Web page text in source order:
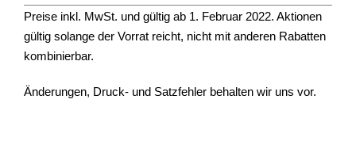
Preise inkl. MwSt. und gültig ab 1. Februar 2022. Aktionen
gültig solange der Vorrat reicht, nicht mit anderen Rabatten
kombinierbar.
Änderungen, Druck- und Satzfehler behalten wir uns vor.